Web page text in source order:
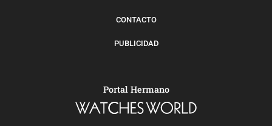
CONTACTO
PUBLICIDAD
Portal Hermano